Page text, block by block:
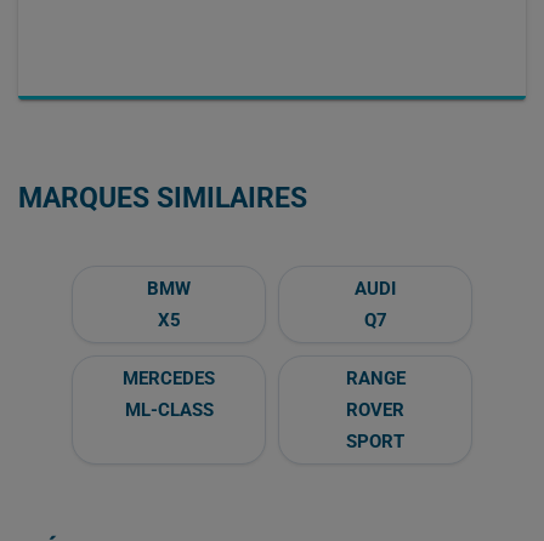
MARQUES SIMILAIRES
BMW
X5
AUDI
Q7
MERCEDES
ML-CLASS
RANGE
ROVER
SPORT